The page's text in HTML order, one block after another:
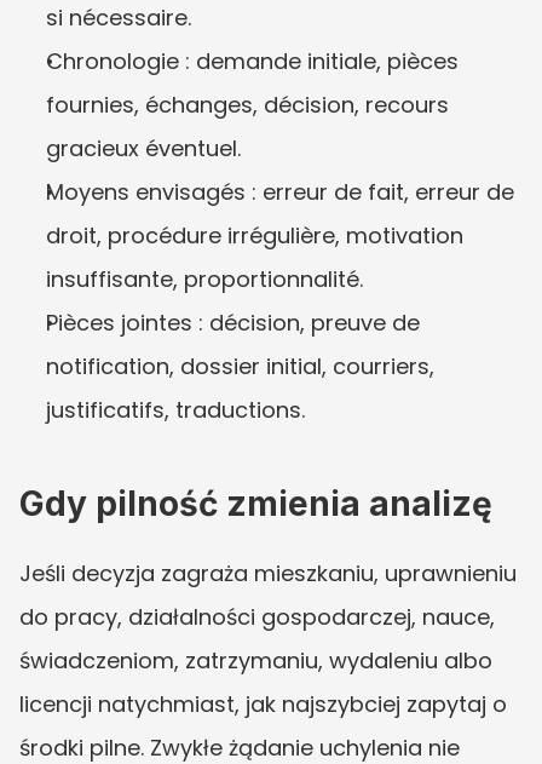
si nécessaire.
Chronologie : demande initiale, pièces
fournies, échanges, décision, recours
gracieux éventuel.
Moyens envisagés : erreur de fait, erreur de
droit, procédure irrégulière, motivation
insuffisante, proportionnalité.
Pièces jointes : décision, preuve de
notification, dossier initial, courriers,
justificatifs, traductions.
Gdy pilność zmienia analizę
Jeśli decyzja zagraża mieszkaniu, uprawnieniu
do pracy, działalności gospodarczej, nauce,
świadczeniom, zatrzymaniu, wydaleniu albo
licencji natychmiast, jak najszybciej zapytaj o
środki pilne. Zwykłe żądanie uchylenia nie